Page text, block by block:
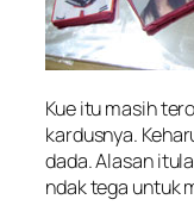
Kue itu masih
kardusnya.
dada. Alasan
ndak tega untuk